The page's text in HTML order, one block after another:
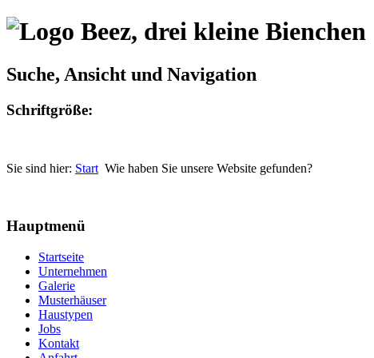
Suche, Ansicht und Navigation
Schriftgröße:
Sie sind hier: Start Wie haben Sie unsere Website gefunden?
Hauptmenü
Startseite
Unternehmen
Galerie
Musterhäuser
Haustypen
Jobs
Kontakt